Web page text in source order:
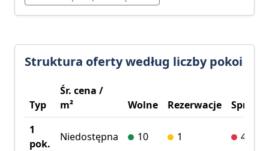
Struktura oferty według liczby pokoi
Typ
Śr. cena /
m²
Wolne Rezerwacje
1
pok.
Niedostępna 10 1 40